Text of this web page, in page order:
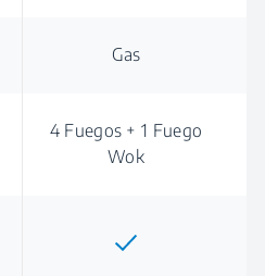
Gas
4 Fuegos + 1 Fuego
Wok